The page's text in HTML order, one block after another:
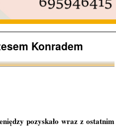
Konradem
pozyskało wraz z ostatnim